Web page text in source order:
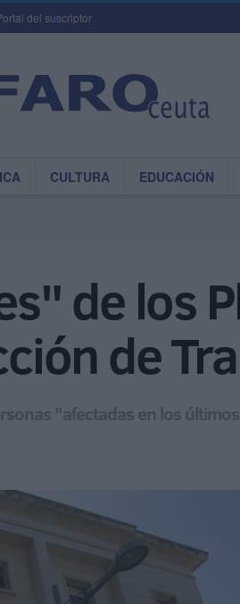
del suscriptor
CULTURA EDUCACIÓN
de los
de
"afectadas en los